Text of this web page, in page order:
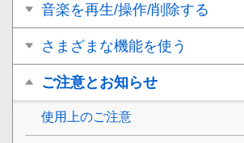
音楽を再生/操作/削除する
さまざまな機能を使う
ご注意とお知らせ
使用上のご注意